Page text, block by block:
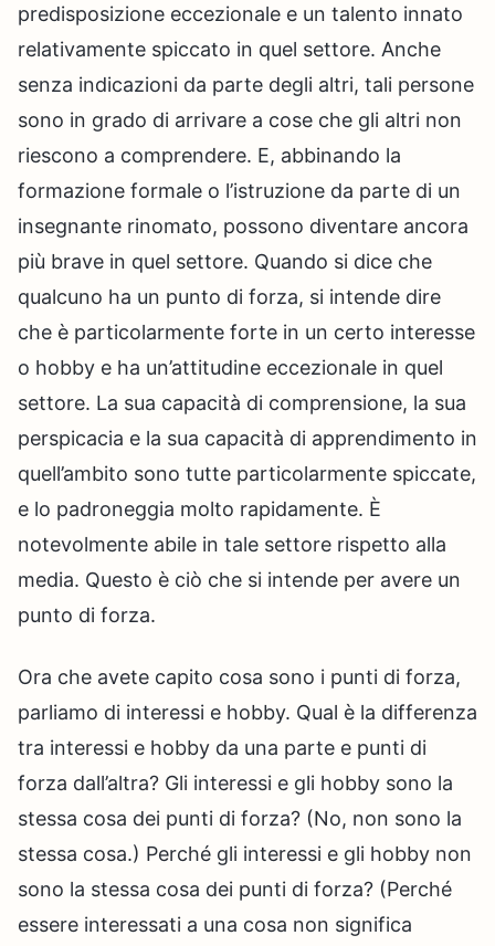
predisposizione eccezionale e un talento innato
relativamente spiccato in quel settore. Anche
senza indicazioni da parte degli altri, tali persone
sono in grado di arrivare a cose che gli altri non
riescono a comprendere. E, abbinando la
formazione formale o l’istruzione da parte di un
insegnante rinomato, possono diventare ancora
più brave in quel settore. Quando si dice che
qualcuno ha un punto di forza, si intende dire
che è particolarmente forte in un certo interesse
o hobby e ha un’attitudine eccezionale in quel
settore. La sua capacità di comprensione, la sua
perspicacia e la sua capacità di apprendimento in
quell’ambito sono tutte particolarmente spiccate,
e lo padroneggia molto rapidamente. È
notevolmente abile in tale settore rispetto alla
media. Questo è ciò che si intende per avere un
punto di forza.
Ora che avete capito cosa sono i punti di forza,
parliamo di interessi e hobby. Qual è la differenza
tra interessi e hobby da una parte e punti di
forza dall’altra? Gli interessi e gli hobby sono la
stessa cosa dei punti di forza? (No, non sono la
stessa cosa.) Perché gli interessi e gli hobby non
sono la stessa cosa dei punti di forza? (Perché
essere interessati a una cosa non significa